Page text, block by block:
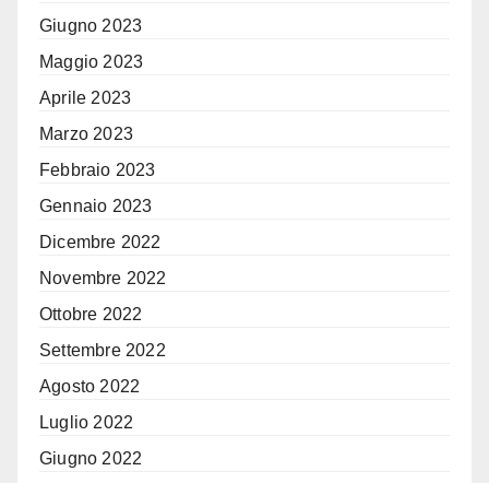
Giugno 2023
Maggio 2023
Aprile 2023
Marzo 2023
Febbraio 2023
Gennaio 2023
Dicembre 2022
Novembre 2022
Ottobre 2022
Settembre 2022
Agosto 2022
Luglio 2022
Giugno 2022